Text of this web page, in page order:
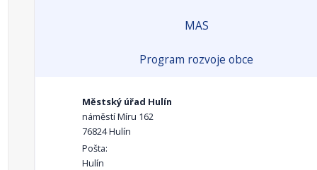
MAS
Program rozvoje obce
Městský úřad Hulín
náměstí Míru 162
76824 Hulín
Pošta:
Hulín